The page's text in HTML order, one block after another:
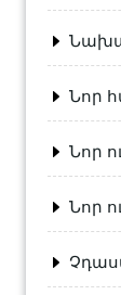
Նոր
Նոր
Նոր